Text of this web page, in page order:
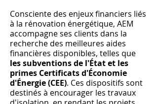
Consciente des enjeux financiers liés
à la rénovation énergétique, AEM
accompagne ses clients dans la
recherche des meilleures aides
financières disponibles, telles que
les subventions de l'État et les
primes Certificats d'Économie
d'Énergie (CEE). Ces dispositifs sont
destinés à encourager les travaux